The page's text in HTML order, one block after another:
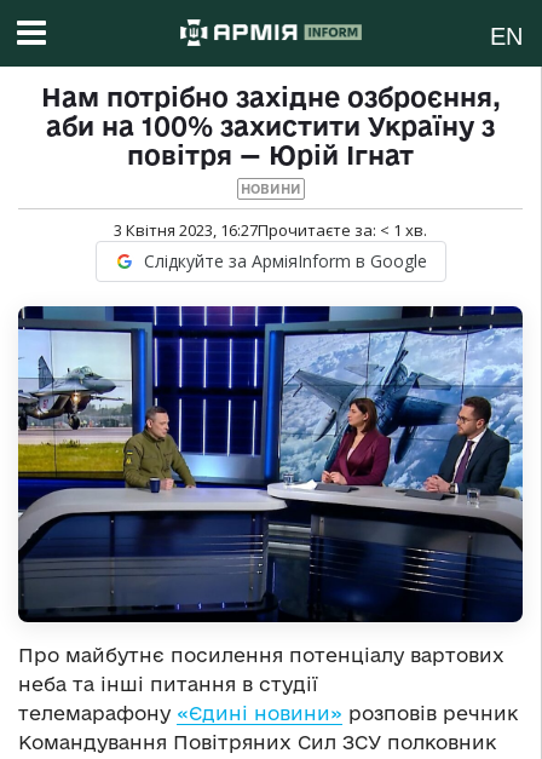
EN
Нам потрібно західне озброєння,
аби на 100% захистити Україну з
повітря — Юрій Ігнат
НОВИНИ
3 Квітня 2023, 16:27Прочитаєте за: < 1 хв.
Слідкуйте за АрміяInform в Google
Про майбутнє посилення потенціалу вартових
неба та інші питання в студії
телемарафону «Єдині новини» розповів речник
Командування Повітряних Сил ЗСУ полковник